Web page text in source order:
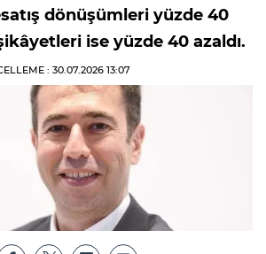
dönüşümleri yüzde 40
ise yüzde 40 azaldı.
: 30.07.2026 13:07